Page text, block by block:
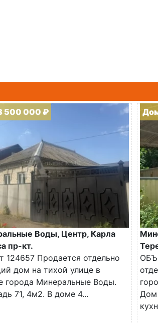
500 000 ₽
Воды, Центр, Карла
пр-кт.
124657 Продается отдельно
дом на тихой улице в
города Минеральные Воды.
71, 4м2. В доме 4...
Дом